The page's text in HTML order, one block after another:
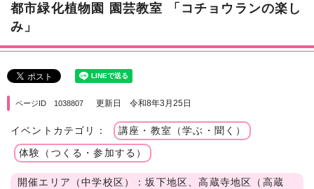
都市緑化植物園 園芸教室 「コチョウランの楽し
み」
ページID 1038807 更新日 令和8年3月25日
イベントカテゴリ： 講座・教室（学ぶ・聞く）
体験（つくる・参加する）
開催エリア（中学校区）：坂下地区、高蔵寺地区（高蔵